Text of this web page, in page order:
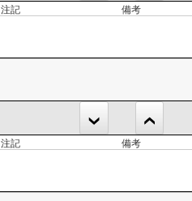
注記 備考
注記 備考